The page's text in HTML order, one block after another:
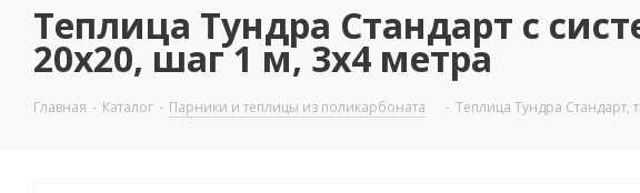
Теплица Тундра Стандарт с
20х20, шаг 1 м, 3х4 метра
Главная - Каталог - Парники и теплицы из поликарбоната - Теплица Тундра Стандарт,